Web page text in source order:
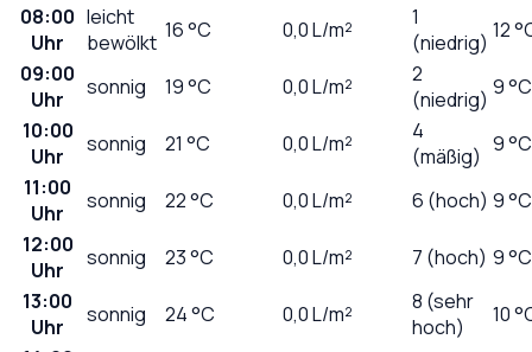
08:00
Uhr
leicht
bewölkt 16°C 0,0L/m²
1
(niedrig) 12
09:00
Uhr
sonnig 19°C 0,0L/m²
2
(niedrig) 9 °C
10:00
Uhr
sonnig 21 °C 0,0L/m²
4
(mäßig) 9 °C
11:00
Uhr
sonnig 22°C 0,0L/m² 6 (hoch) 9 °C
12:00
Uhr
sonnig 23°C 0,0L/m² 7 (hoch) 9 °C
13:00
Uhr
sonnig 24°C 0,0L/m²
8 (sehr
hoch)
10